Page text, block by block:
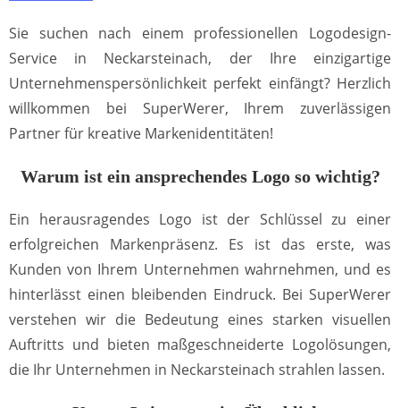
Sie suchen nach einem professionellen Logodesign-
Service in Neckarsteinach, der Ihre einzigartige
Unternehmenspersönlichkeit perfekt einfängt? Herzlich
willkommen bei SuperWerer, Ihrem zuverlässigen
Partner für kreative Markenidentitäten!
Warum ist ein ansprechendes Logo so wichtig?
Ein herausragendes Logo ist der Schlüssel zu einer
erfolgreichen Markenpräsenz. Es ist das erste, was
Kunden von Ihrem Unternehmen wahrnehmen, und es
hinterlässt einen bleibenden Eindruck. Bei SuperWerer
verstehen wir die Bedeutung eines starken visuellen
Auftritts und bieten maßgeschneiderte Logolösungen,
die Ihr Unternehmen in Neckarsteinach strahlen lassen.